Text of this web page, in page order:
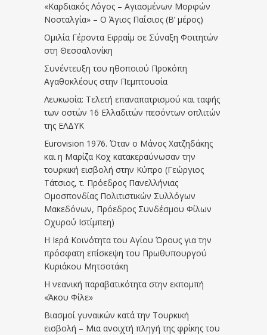
«Καρδιακός Λόγος – Αγιασμένων Μορφών
Νοσταλγία» – Ο Άγιος Παΐσιος (Β’ μέρος)
Ομιλία Γέροντα Εφραίμ σε Σύναξη Φοιτητών
στη Θεσσαλονίκη
Συνέντευξη του ηθοποιού Προκόπη
Αγαθοκλέους στην Πεμπτουσία
Λευκωσία: Τελετή επαναπατρισμού και ταφής
των οστών 16 Ελλαδιτών πεσόντων οπλιτών
της ΕΛΔΥΚ
Eurovision 1976. Όταν ο Μάνος Χατζηδάκης
και η Μαρίζα Κοχ κατακεραύνωσαν την
τουρκική εισβολή στην Κύπρο (Γεώργιος
Τάτσιος, τ. Πρόεδρος Πανελλήνιας
Ομοσπονδίας Πολιτιστικών Συλλόγων
Μακεδόνων, Πρόεδρος Συνδέσμου Φίλων
Οχυρού Ιστίμπεη)
Η Ιερά Κοινότητα του Αγίου Όρους για την
πρόσφατη επίσκεψη του Πρωθυπουργού
Κυριάκου Μητσοτάκη
Η νεανική παραβατικότητα στην εκπομπή
«Άκου Φίλε»
Βιασμοί γυναικών κατά την Τουρκική
εισβολή – Μια ανοιχτή πληγή της φρίκης του